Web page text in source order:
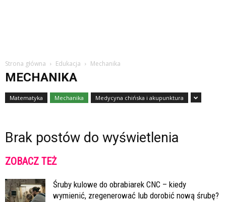
Strona główna Edukacja Mechanika
MECHANIKA
Matematyka Mechanika Medycyna chińska i akupunktura
Brak postów do wyświetlenia
ZOBACZ TEŻ
Śruby kulowe do obrabiarek CNC – kiedy
wymienić, zregenerować lub dorobić nową śrubę?